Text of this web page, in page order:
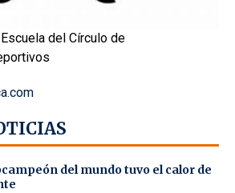
del Círculo de
del mundo tuvo el calor de